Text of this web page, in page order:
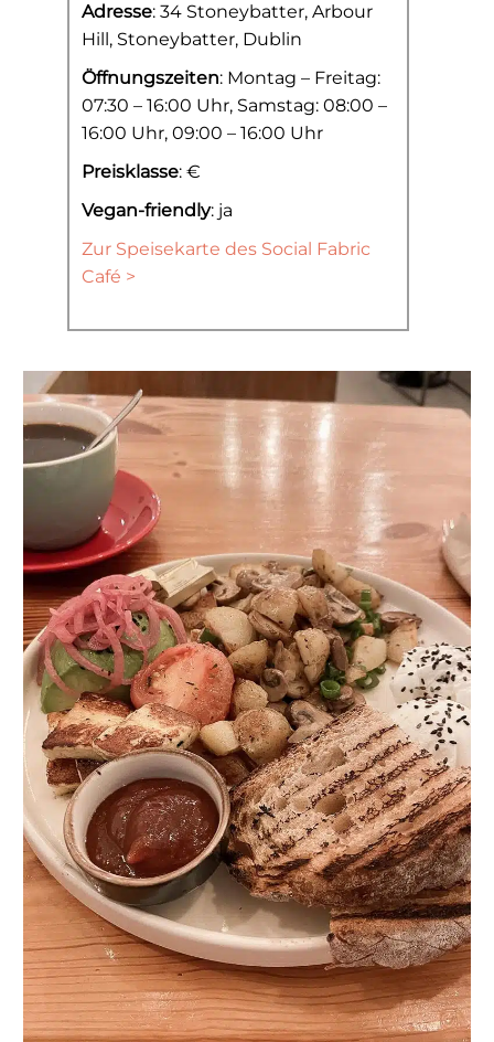
Adresse: 34 Stoneybatter, Arbour
Hill, Stoneybatter, Dublin
Öffnungszeiten: Montag – Freitag:
07:30 – 16:00 Uhr, Samstag: 08:00 –
16:00 Uhr, 09:00 – 16:00 Uhr
Preisklasse: €
Vegan-friendly: ja
Zur Speisekarte des Social Fabric
Café >